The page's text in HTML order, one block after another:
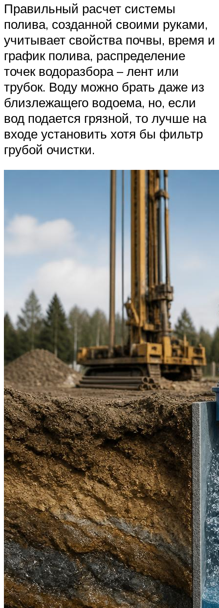
Правильный расчет системы
полива, созданной своими руками,
учитывает свойства почвы, время и
график полива, распределение
точек водоразбора – лент или
трубок. Воду можно брать даже из
близлежащего водоема, но, если
вод подается грязной, то лучше на
входе установить хотя бы фильтр
грубой очистки.